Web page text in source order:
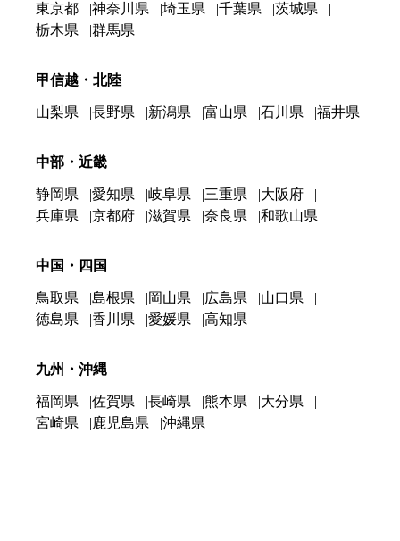
東京都 神奈川県 埼玉県 千葉県
茨城県
栃木県
群馬県
甲信越・北陸
山梨県 長野県 新潟県 富山県 石川県 福井県
中部・近畿
静岡県 愛知県 岐阜県 三重県
大阪府
兵庫県
京都府 滋賀県 奈良県 和歌山県
中国・四国
鳥取県 島根県 岡山県 広島県
山口県
徳島県
香川県 愛媛県 高知県
九州・沖縄
福岡県 佐賀県 長崎県 熊本県
大分県
宮崎県
鹿児島県 沖縄県